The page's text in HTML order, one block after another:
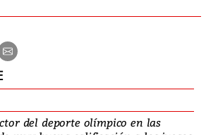
del deporte olímpico en las